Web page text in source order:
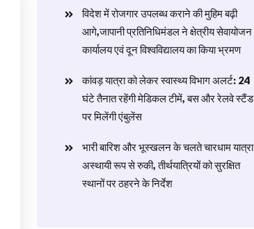
विदेश में रोजगार उपलब्ध कराने की मुहिम बढ़ी
आगे,जापानी प्रतिनिधिमंडल ने क्षेत्रीय सेवायोजन
कार्यालय एवं दून विश्वविद्यालय का किया भ्रमण
​कांवड़ यात्रा को लेकर स्वास्थ्य विभाग अलर्ट: 24
घंटे तैनात रहेंगी मेडिकल टीमें, बस और रेलवे स्टैंड
पर मिलेंगी एंबुलेंस
​भारी बारिश और भूस्खलन के चलते चारधाम यात्रा
अस्थायी रूप से रुकी, तीर्थयात्रियों को सुरक्षित
स्थानों पर ठहरने के निर्देश